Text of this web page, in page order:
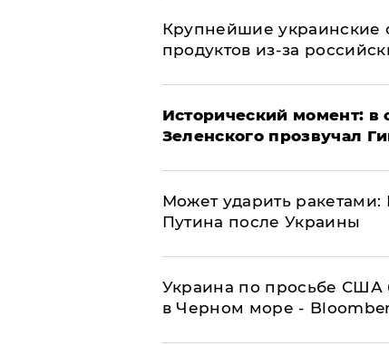
Крупнейшие украинские
продуктов из-за
Исторический момент: в
Зеленского прозвучал
Может ударить
Путина после Украины
Украина по просьбе США
в Черном море -